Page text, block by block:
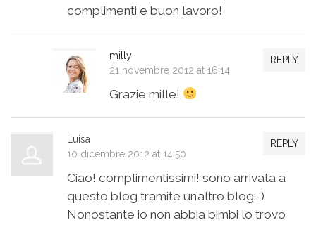
complimenti e buon lavoro!
REPLY
milly
21 novembre 2012 at 16:14
Grazie mille!
REPLY
Luisa
10 dicembre 2012 at 14:50
Ciao! complimentissimi! sono arrivata a
questo blog tramite un’altro blog:-)
Nonostante io non abbia bimbi lo trovo